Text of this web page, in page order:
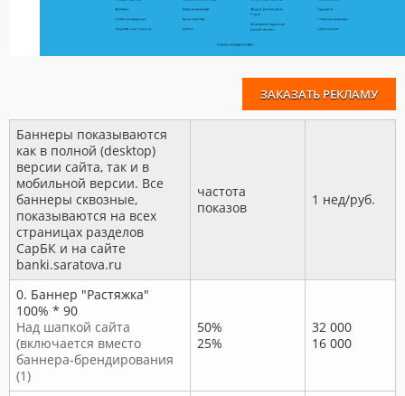
ЗАКАЗАТЬ РЕКЛАМУ
Баннеры показываются
как в полной (desktop)
версии сайта, так и в
мобильной версии. Все
баннеры сквозные,
показываются на всех
страницах разделов
СарБК и на сайте
banki.saratova.ru
частота
показов
1 нед/руб.
0. Баннер "Растяжка"
100% * 90
Над шапкой сайта
(включается вместо
баннера-брендирования
(1)
50%
25%
32 000
16 000